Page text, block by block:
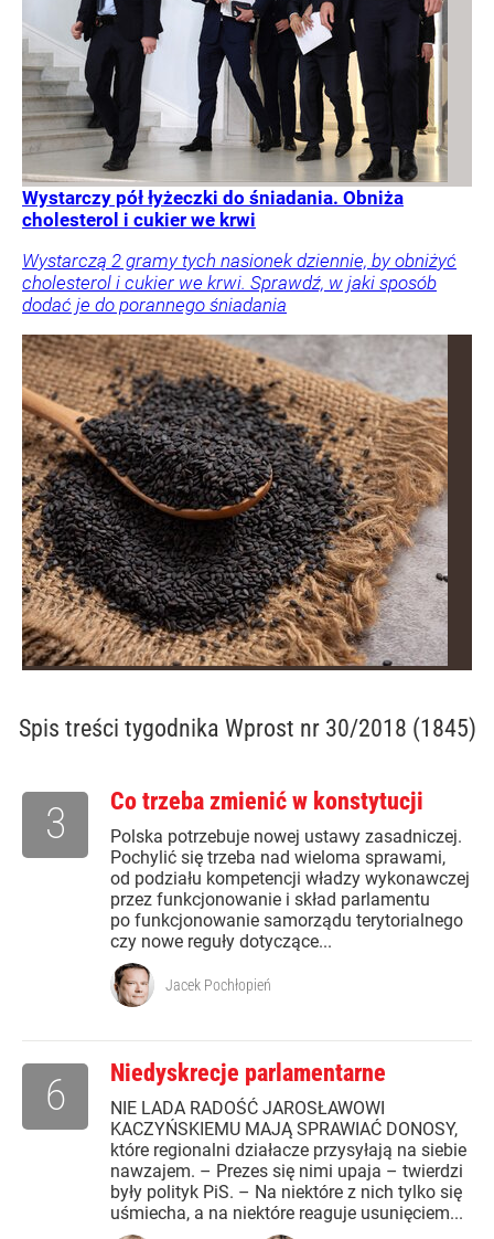
Wystarczy pół łyżeczki do śniadania. Obniża
cholesterol i cukier we krwi
Wystarczą 2 gramy tych nasionek dziennie, by obniżyć
cholesterol i cukier we krwi. Sprawdź, w jaki sposób
dodać je do porannego śniadania
Spis treści tygodnika Wprost nr 30/2018 (1845)
Co trzeba zmienić w konstytucji
Polska potrzebuje nowej ustawy zasadniczej.
Pochylić się trzeba nad wieloma sprawami,
od podziału kompetencji władzy wykonawczej
przez funkcjonowanie i skład parlamentu
po funkcjonowanie samorządu terytorialnego
czy nowe reguły dotyczące...
3
Jacek Pochłopień
Niedyskrecje parlamentarne
NIE LADA RADOŚĆ JAROSŁAWOWI
KACZYŃSKIEMU MAJĄ SPRAWIAĆ DONOSY,
które regionalni działacze przysyłają na siebie
nawzajem. – Prezes się nimi upaja – twierdzi
były polityk PiS. – Na niektóre z nich tylko się
uśmiecha, a na niektóre reaguje usunięciem...
6